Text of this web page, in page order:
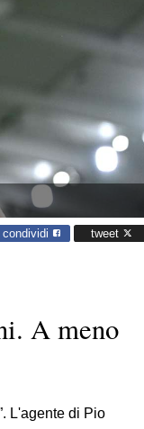
condividi tweet
A meno
L'agente di Pio